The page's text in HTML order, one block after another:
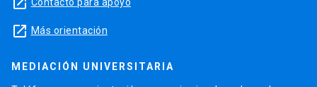
launch Más orientación
MEDIACIÓN UNIVERSITARIA